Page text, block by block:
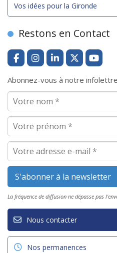
Vos idées pour la Gironde
Restons en Contact
Abonnez-vous à notre
La fréquence de diffusion ne dépasse pas
Nous contacter
Nos permanences